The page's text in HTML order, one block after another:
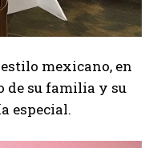
mexicano, en
de su familia y su
especial.